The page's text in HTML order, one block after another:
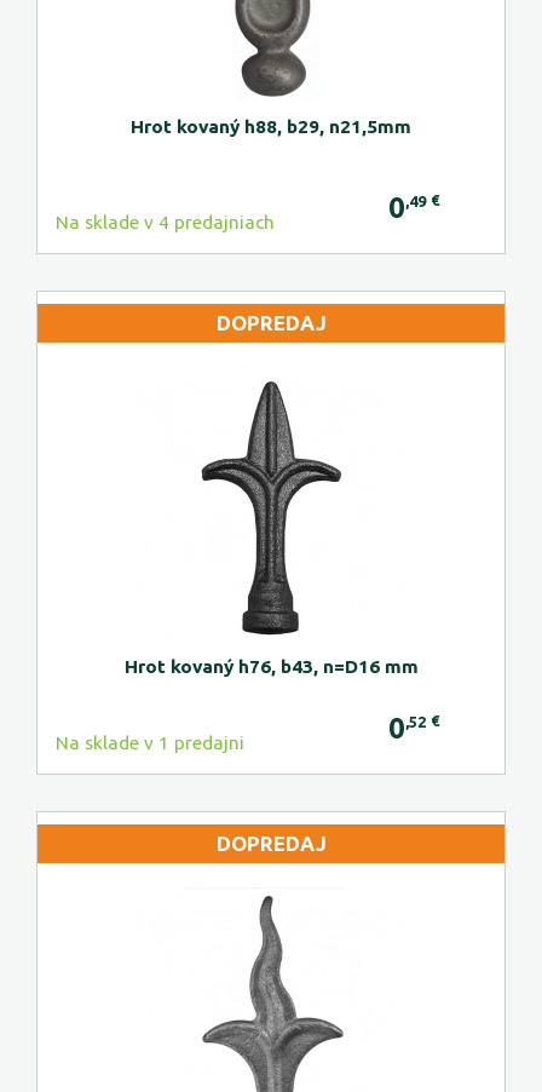
Hrot kovaný h88, b29, n21,5mm
Na sklade v 4 predajniach 0 ,49 €
DOPREDAJ
Hrot kovaný h76, b43, n=D16 mm
Na sklade v 1 predajni 0 ,52 €
DOPREDAJ